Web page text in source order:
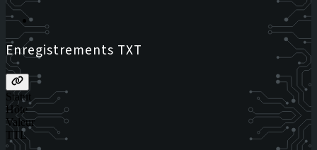
Enregistrements TXT
Statut
Hôte
Valeur
TTL